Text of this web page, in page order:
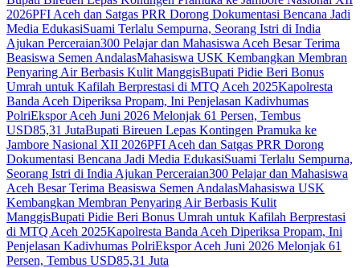
2026PFI Aceh dan Satgas PRR Dorong Dokumentasi Bencana Jadi
Media EdukasiSuami Terlalu Sempurna, Seorang Istri di India
Ajukan Perceraian300 Pelajar dan Mahasiswa Aceh Besar Terima
Beasiswa Semen AndalasMahasiswa USK Kembangkan Membran
Penyaring Air Berbasis Kulit ManggisBupati Pidie Beri Bonus
Umrah untuk Kafilah Berprestasi di MTQ Aceh 2025Kapolresta
Banda Aceh Diperiksa Propam, Ini Penjelasan Kadivhumas
PolriEkspor Aceh Juni 2026 Melonjak 61 Persen, Tembus
USD85,31 JutaBupati Bireuen Lepas Kontingen Pramuka ke
Jambore Nasional XII 2026PFI Aceh dan Satgas PRR Dorong
Dokumentasi Bencana Jadi Media EdukasiSuami Terlalu Sempurna,
Seorang Istri di India Ajukan Perceraian300 Pelajar dan Mahasiswa
Aceh Besar Terima Beasiswa Semen AndalasMahasiswa USK
Kembangkan Membran Penyaring Air Berbasis Kulit
ManggisBupati Pidie Beri Bonus Umrah untuk Kafilah Berprestasi
di MTQ Aceh 2025Kapolresta Banda Aceh Diperiksa Propam, Ini
Penjelasan Kadivhumas PolriEkspor Aceh Juni 2026 Melonjak 61
Persen, Tembus USD85,31 Juta